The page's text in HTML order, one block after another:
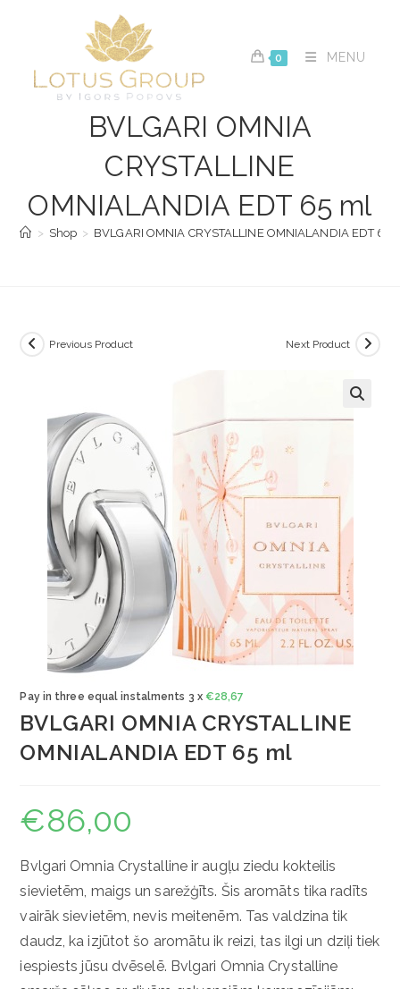
0 MENU
BVLGARI OMNIA
CRYSTALLINE
OMNIALANDIA EDT 65 ml
> Shop > BVLGARI OMNIA CRYSTALLINE OMNIALANDIA EDT 65
Previous Product Next Product
🔍
Pay in three equal instalments 3 x €28,67
BVLGARI OMNIA CRYSTALLINE
OMNIALANDIA EDT 65 ml
€86,00
Bvlgari Omnia Crystalline ir augļu ziedu kokteilis
sievietēm, maigs un sarežģīts. Šis aromāts tika radīts
vairāk sievietēm, nevis meitenēm. Tas valdzina tik
daudz, ka izjūtot šo aromātu ik reizi, tas ilgi un dziļi tiek
iespiests jūsu dvēselē. Bvlgari Omnia Crystalline